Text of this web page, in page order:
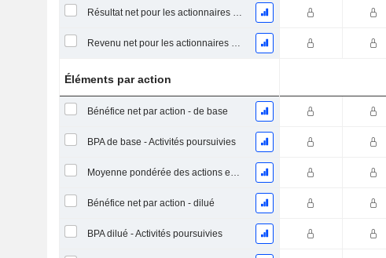
Résultat net pour les actionnaires ordinaires, éléments exceptionnels inclus.
Revenu net pour les actionnaires ordinaires, hors éléments exceptionnelsRésultat net pour les actionnaires ordinaires, éléments exceptionnels exclus.
Éléments par action
Bénéfice net par action - de base
BPA de base - Activités poursuivies
Moyenne pondérée des actions en circulation
Bénéfice net par action - dilué
BPA dilué - Activités poursuivies